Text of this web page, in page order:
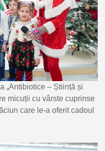
„Antibiotice – Știință și
micuții cu vârste cuprinse
care le-a oferit cadoul